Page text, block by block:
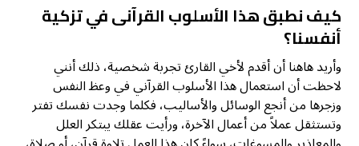
كيف نطبق هذا الأسلوب القرآنى في تزكية
أنفسنا؟
وأريد هاهنا أن أقدم لأخي القارئ تجربة شخصية، ذلك أنني
لاحظت أن استعمال هذا الأسلوب القرآني في وعظ النفس
وزجرها من أنجع الوسائل والأساليب، فكلما وجدت نفسك تفتر
وتستثقل عملاً من أعمال الآخرة، ورأيت عقلك يبتكر العلل